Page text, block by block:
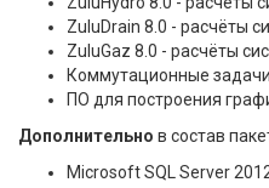
ZuluDrain 8.0 - расчёты
ZuluGaz 8.0 - расчёты
Коммутационные задачи
ПО для построения
Дополнительно в состав
Microsoft SQL Server